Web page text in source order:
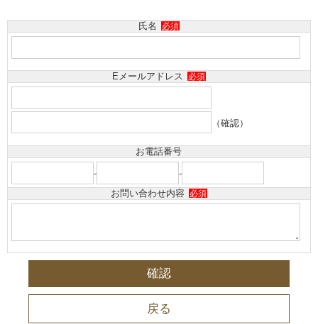
氏名 必須
Eメールアドレス 必須
（確認）
お電話番号
-
-
お問い合わせ内容
必須